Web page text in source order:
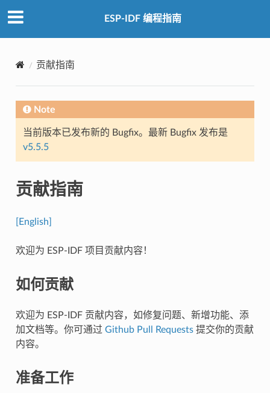
ESP-IDF 编程指南
贡献指南
Note
当前版本已发布新的 Bugfix。最新 Bugfix 发布是
v5.5.5
贡献指南
[English]
欢迎为 ESP-IDF 项目贡献内容！
如何贡献
欢迎为 ESP-IDF 贡献内容，如修复问题、新增功能、添
加文档等。你可通过 Github Pull Requests提交你的贡献
内容。
准备工作